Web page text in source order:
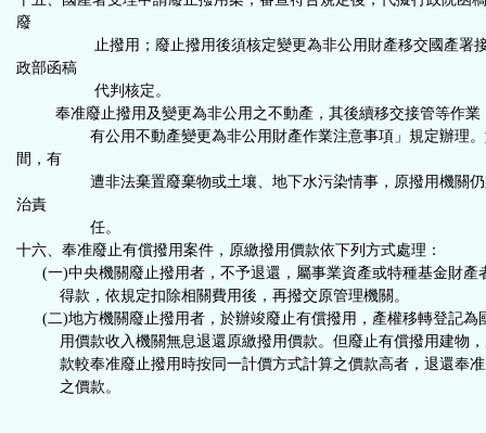
廢
止撥用；廢止撥用後須核定變更為非公用財產移交國產署
政部函稿
代判核定。
奉准廢止撥用及變更為非公用之不動產，其後續移交接管等作
有公用不動產變更為非公用財產作業注意事項」規定辦理
間，有
遭非法棄置廢棄物或土壤、地下水污染情事，原撥用機關
治責
任。
十六、奉准廢止有償撥用案件，原繳撥用價款依下列方式處理：
(一)中央機關廢止撥用者，不予退還，屬事業資產或特種基金財產
得款，依規定扣除相關費用後，再撥交原管理機關。
(二)地方機關廢止撥用者，於辦竣廢止有償撥用，產權移轉登記為
用價款收入機關無息退還原繳撥用價款。但廢止有償撥用建物，
款較奉准廢止撥用時按同一計價方式計算之價款高者，退還奉准
之價款。